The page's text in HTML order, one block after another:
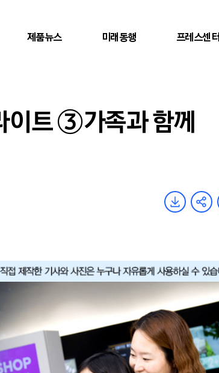
제품뉴스 미래동행 프레스센터
이트 ③가족과 함께